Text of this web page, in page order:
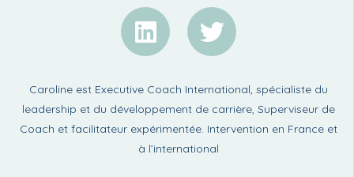
Caroline est Executive Coach International, spécialiste du
leadership et du développement de carrière, Superviseur de
Coach et facilitateur expérimentée. Intervention en France et
à l’international